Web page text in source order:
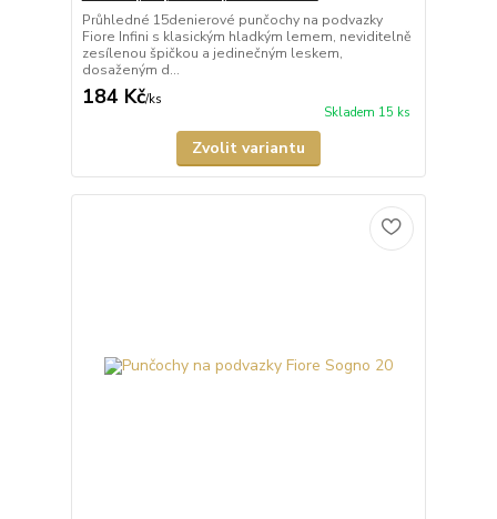
Průhledné 15denierové punčochy na podvazky
Fiore Infini s klasickým hladkým lemem, neviditelně
zesílenou špičkou a jedinečným leskem,
dosaženým d...
184 Kč/ks
Skladem 15 ks
Zvolit variantu